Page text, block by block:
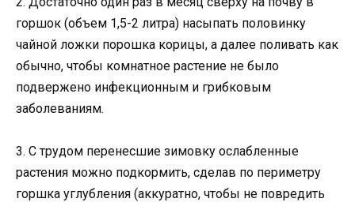
горшок (объем 1,5-2 литра) насыпать половинку
чайной ложки порошка корицы, а далее поливать как
обычно, чтобы комнатное растение не было
подвержено инфекционным и грибковым
заболеваниям.
3. С трудом перенесшие зимовку ослабленные
растения можно подкормить, сделав по периметру
горшка углубления (аккуратно, чтобы не повредить